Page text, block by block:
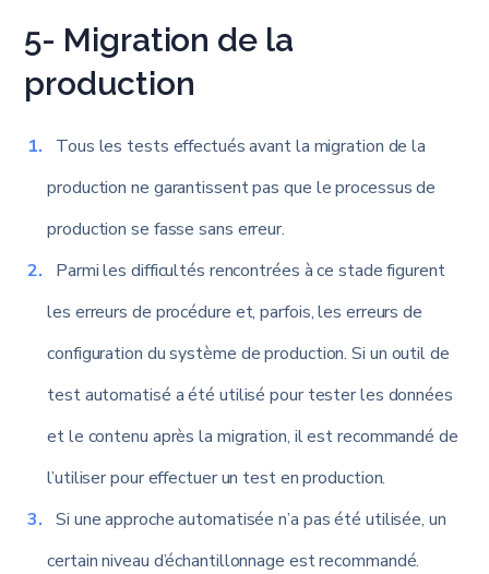
5- Migration de la
production
Tous les tests effectués avant la migration de la
production ne garantissent pas que le processus de
production se fasse sans erreur.
Parmi les difficultés rencontrées à ce stade figurent
les erreurs de procédure et, parfois, les erreurs de
configuration du système de production. Si un outil de
test automatisé a été utilisé pour tester les données
et le contenu après la migration, il est recommandé de
l’utiliser pour effectuer un test en production.
Si une approche automatisée n’a pas été utilisée, un
certain niveau d’échantillonnage est recommandé.